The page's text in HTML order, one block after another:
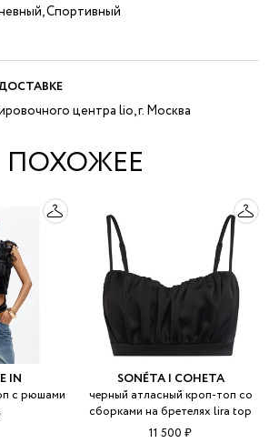
Спортивный
центра lio, г. Москва
ПОХОЖЕЕ
IN
с рюшами
SONÉTA | СОНЕТА
черный атласный кроп-топ со
сборками на бретелях lira top
11 500 ₽